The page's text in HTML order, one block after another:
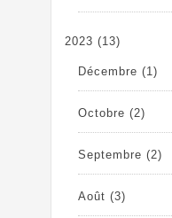
2023 (13)
Décembre (1)
Octobre (2)
Septembre (2)
Août (3)